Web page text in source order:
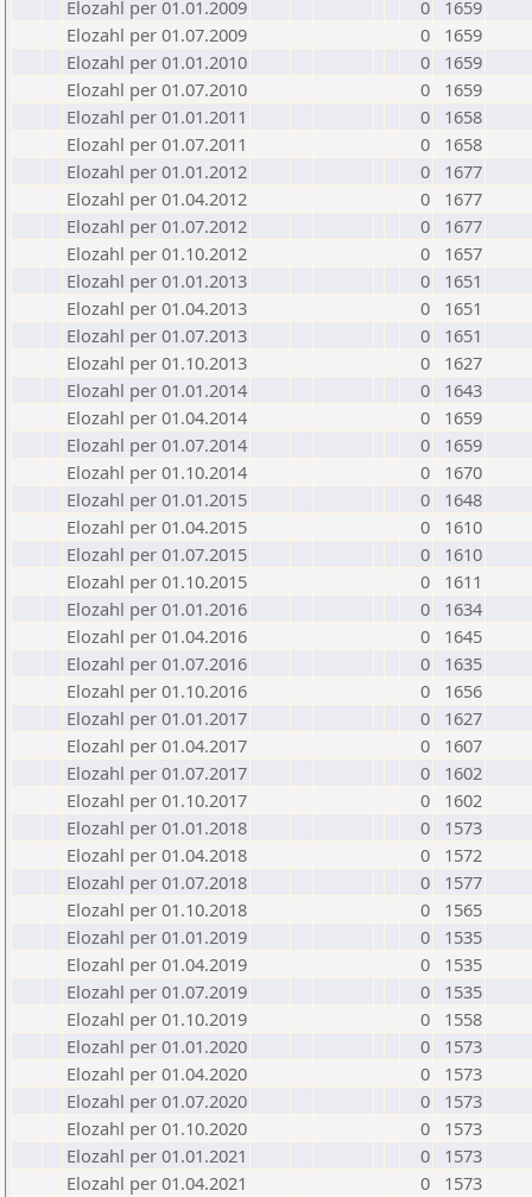
Elozahl per 01.01.2009
0
1659
Elozahl per 01.07.2009
0
1659
Elozahl per 01.01.2010
0
1659
Elozahl per 01.07.2010
0
1659
Elozahl per 01.01.2011
0
1658
Elozahl per 01.07.2011
0
1658
Elozahl per 01.01.2012
0
1677
Elozahl per 01.04.2012
0
1677
Elozahl per 01.07.2012
0
1677
Elozahl per 01.10.2012
0
1657
Elozahl per 01.01.2013
0
1651
Elozahl per 01.04.2013
0
1651
Elozahl per 01.07.2013
0
1651
Elozahl per 01.10.2013
0
1627
Elozahl per 01.01.2014
0
1643
Elozahl per 01.04.2014
0
1659
Elozahl per 01.07.2014
0
1659
Elozahl per 01.10.2014
0
1670
Elozahl per 01.01.2015
0
1648
Elozahl per 01.04.2015
0
1610
Elozahl per 01.07.2015
0
1610
Elozahl per 01.10.2015
0
1611
Elozahl per 01.01.2016
0
1634
Elozahl per 01.04.2016
0
1645
Elozahl per 01.07.2016
0
1635
Elozahl per 01.10.2016
0
1656
Elozahl per 01.01.2017
0
1627
Elozahl per 01.04.2017
0
1607
Elozahl per 01.07.2017
0
1602
Elozahl per 01.10.2017
0
1602
Elozahl per 01.01.2018
0
1573
Elozahl per 01.04.2018
0
1572
Elozahl per 01.07.2018
0
1577
Elozahl per 01.10.2018
0
1565
Elozahl per 01.01.2019
0
1535
Elozahl per 01.04.2019
0
1535
Elozahl per 01.07.2019
0
1535
Elozahl per 01.10.2019
0
1558
Elozahl per 01.01.2020
0
1573
Elozahl per 01.04.2020
0
1573
Elozahl per 01.07.2020
0
1573
Elozahl per 01.10.2020
0
1573
Elozahl per 01.01.2021
0
1573
Elozahl per 01.04.2021
0
1573